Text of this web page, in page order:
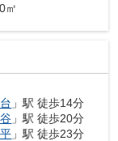
㎡
」駅 徒歩14分
」駅 徒歩20分
」駅 徒歩23分